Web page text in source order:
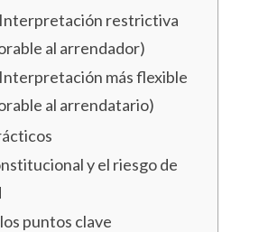
restrictiva
al arrendador)
más flexible
al arrendatario)
y el riesgo de
puntos clave